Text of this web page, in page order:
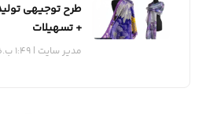
طرح توجیهی
+ تسهیلات
مدیر سایت 1:49 ب.ظ